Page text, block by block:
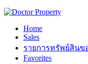
Home
Sales
รายการทรัพย์สิน
Favorites